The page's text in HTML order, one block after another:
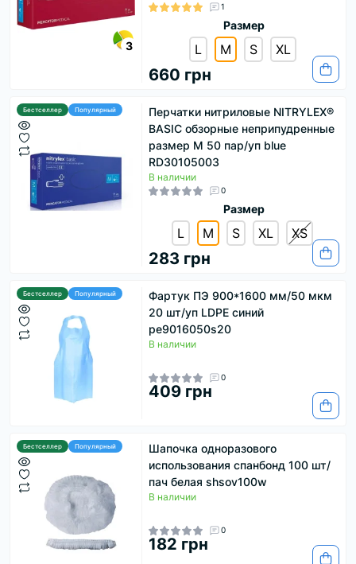
3
1
Размер
L M S XL
660 грн
Бестселлер Популярный
Перчатки нитриловые NITRYLEX®
BASIC обзорные неприпудренные
размер M 50 пар/уп blue
RD30105003
В наличии
0
Размер
L M S XL ХS
283 грн
Бестселлер Популярный
Фартук ПЭ 900*1600 мм/50 мкм
20 шт/уп LDPE синий
pe9016050s20
В наличии
0
409 грн
Бестселлер Популярный
Шапочка одноразового
использования спанбонд 100 шт/
пач белая shsov100w
В наличии
0
182 грн